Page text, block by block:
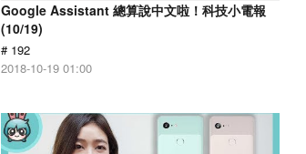
Google Assistant 總算說中文啦！科技小電報
(10/19)
# 192
2018-10-19 01:00